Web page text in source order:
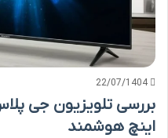
22/07/1404
اینچ هوشمند